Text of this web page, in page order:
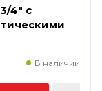
4" с
В наличии